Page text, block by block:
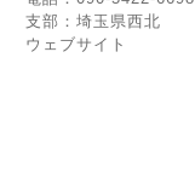
支部：埼玉県西北
ウェブサイト